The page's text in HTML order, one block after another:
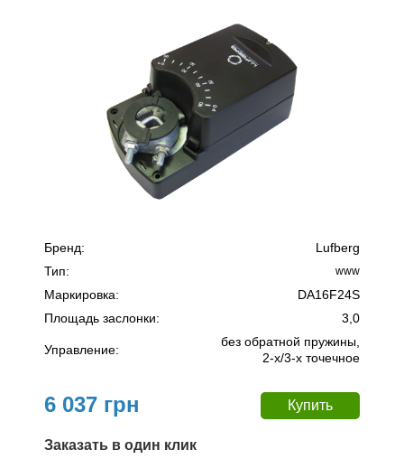
Бренд:
Lufberg
Тип:
www
Маркировка:
DA16F24S
Площадь заслонки:
3,0
Управление:
без обратной пружины,
2-х/3-х точечное
6 037 грн
Заказать в один клик